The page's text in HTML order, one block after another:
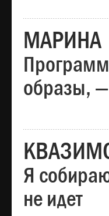
МАРИНА
образы, —
Я
не идет